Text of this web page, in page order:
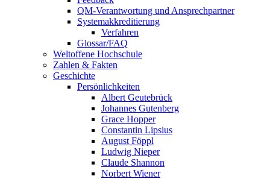
QM-Verantwortung und Ansprechpartner
Systemakkreditierung
Verfahren
Glossar/FAQ
Weltoffene Hochschule
Zahlen & Fakten
Geschichte
Persönlichkeiten
Albert Geutebrück
Johannes Gutenberg
Grace Hopper
Constantin Lipsius
August Föppl
Ludwig Nieper
Claude Shannon
Norbert Wiener